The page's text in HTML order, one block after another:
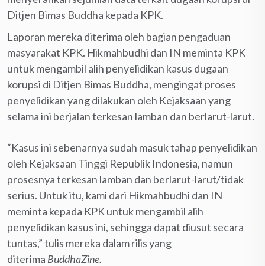
Ditjen Bimas Buddha kepada KPK.
Laporan mereka diterima oleh bagian pengaduan
masyarakat KPK. Hikmahbudhi dan IN meminta KPK
untuk mengambil alih penyelidikan kasus dugaan
korupsi di Ditjen Bimas Buddha, mengingat proses
penyelidikan yang dilakukan oleh Kejaksaan yang
selama ini berjalan terkesan lamban dan berlarut-larut.
“Kasus ini sebenarnya sudah masuk tahap penyelidikan
oleh Kejaksaan Tinggi Republik Indonesia, namun
prosesnya terkesan lamban dan berlarut-larut/tidak
serius. Untuk itu, kami dari Hikmahbudhi dan IN
meminta kepada KPK untuk mengambil alih
penyelidikan kasus ini, sehingga dapat diusut secara
tuntas,” tulis mereka dalam rilis yang
diterima BuddhaZine.